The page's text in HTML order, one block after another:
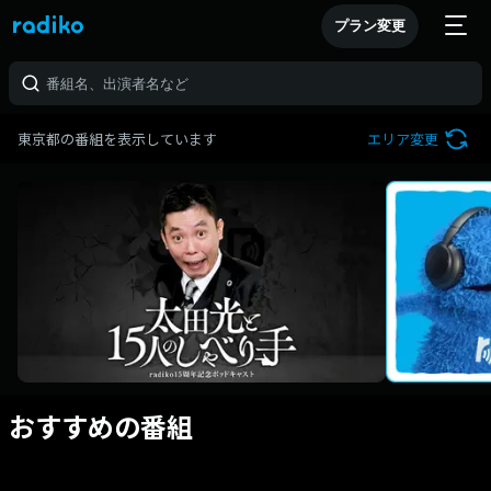
プラン変更
東京都の番組を表示しています エリア変更
おすすめの番組